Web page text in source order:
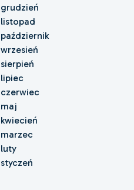
grudzień
listopad
październik
wrzesień
sierpień
lipiec
czerwiec
maj
kwiecień
marzec
luty
styczeń